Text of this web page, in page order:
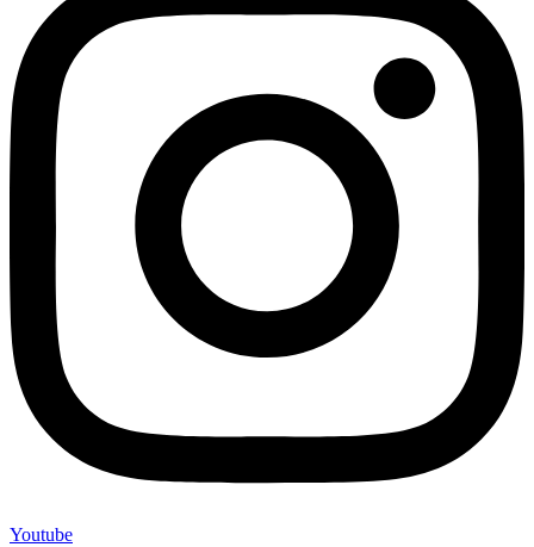
Youtube